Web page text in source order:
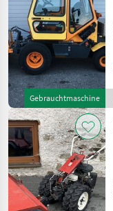
Gebrauchtmaschine